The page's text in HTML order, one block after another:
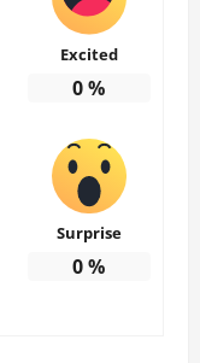
Excited
0%
Surprise
0%